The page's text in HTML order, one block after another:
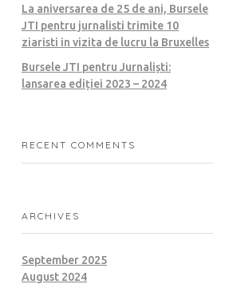
La aniversarea de 25 de ani, Bursele
JTI pentru jurnalisti trimite 10
ziaristi in vizita de lucru la Bruxelles
Bursele JTI pentru Jurnaliști:
lansarea ediției 2023 – 2024
RECENT COMMENTS
ARCHIVES
September 2025
August 2024